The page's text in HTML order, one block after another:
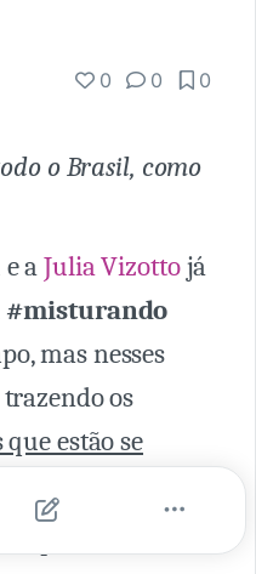
0 0 0
o Brasil, como
e aJulia Vizottojá
#misturando
mas nesses
os
estão se